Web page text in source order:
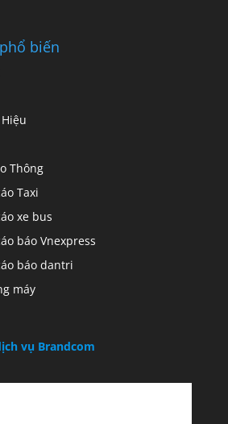
biến
Thông
Taxi
xe bus
báo Vnexpress
báo dantri
máy
vụ Brandcom